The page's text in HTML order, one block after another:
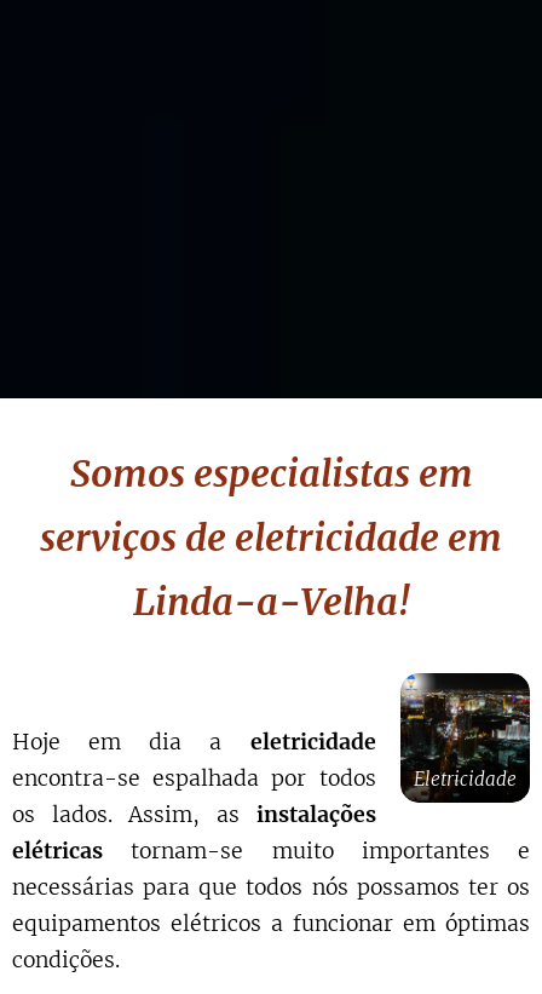
Somos especialistas em
serviços de eletricidade em
Linda-a-Velha!
Eletricidade
Hoje em dia a eletricidade
encontra-se espalhada por todos
os lados. Assim, as instalações
elétricas tornam-se muito importantes e
necessárias para que todos nós possamos ter os
equipamentos elétricos a funcionar em óptimas
condições.